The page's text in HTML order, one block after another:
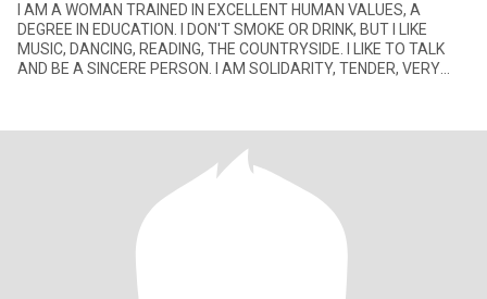
I AM A WOMAN TRAINED IN EXCELLENT HUMAN VALUES, A
DEGREE IN EDUCATION. I DON'T SMOKE OR DRINK, BUT I LIKE
MUSIC, DANCING, READING, THE COUNTRYSIDE. I LIKE TO TALK
AND BE A SINCERE PERSON. I AM SOLIDARITY, TENDER, VERY